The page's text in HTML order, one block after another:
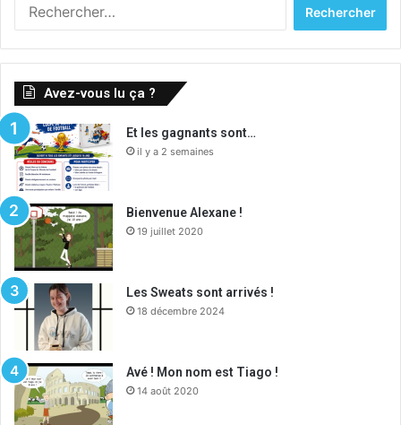
Avez-vous lu ça ?
Et les gagnants sont…
il y a 2 semaines
Bienvenue Alexane !
19 juillet 2020
Les Sweats sont arrivés !
18 décembre 2024
Avé ! Mon nom est Tiago !
14 août 2020